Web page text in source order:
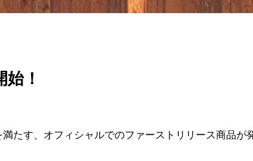
！
たす、オフィシャルでのファーストリリース商品が